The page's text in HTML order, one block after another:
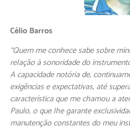
Célio Barros
“Quem me conhece sabe sobre
relação à sonoridade do
A capacidade notória de,
exigências e expectativas, até
característica que me chamou a
Paulo, o que lhe garante
manutenção constantes do meu